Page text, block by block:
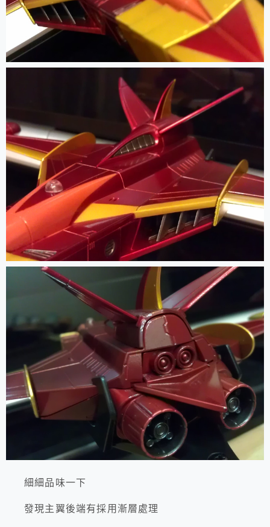
細細品味一下
發現主翼後端有採用漸層處理